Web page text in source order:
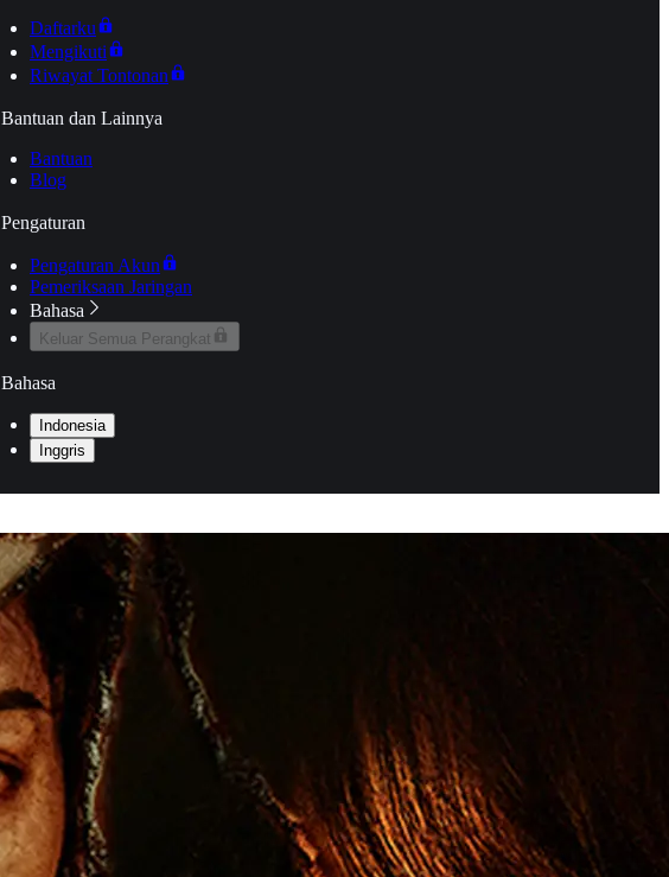
Daftarku
Mengikuti
Riwayat Tontonan
Bantuan dan Lainnya
Bantuan
Blog
Pengaturan
Pengaturan Akun
Pemeriksaan Jaringan
Bahasa
Keluar Semua Perangkat
Bahasa
Indonesia
Inggris